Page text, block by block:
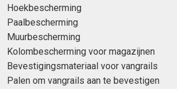
Hoekbescherming
Paalbescherming
Muurbescherming
Kolombescherming voor magazijnen
Bevestigingsmateriaal voor vangrails
Palen om vangrails aan te bevestigen